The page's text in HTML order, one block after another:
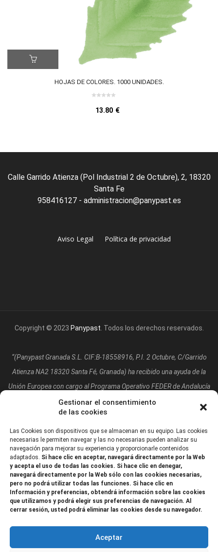
Gestionar el consentimiento
de las cookies
Las Cookies son dispositivos que se almacenan en su equipo. Las cookies
necesarias le permiten navegar y las no necesarias pueden analizar su
navegación para mejorar su experiencia y proporcionarle contenidos
adaptados. Si hace clic en aceptar, navegará directamente por la Web
y acepta el uso de todas las cookies. Si hace clic en denegar,
navegará directamente por la Web sólo con las cookies necesarias,
pero no podrá utilizar todas las funciones. Si hace clic en
Información y preferencias, obtendrá información sobre las cookies
que utilizamos y podrá elegir sus preferencias de navegación. Al
cerrar sesión, usted podrá eliminar las cookies desde su navegador.
Aceptar
HOJAS DE COLORES. 1000 UNIDADES.
out13.80 €
producto
pueden
la
de
0 review(s)
Calle Garrido Atienza (Pol Industrial 2 de Octubre), 2, 18320
Santa Fe
958416127 - administracion@panypast.es
Aviso Legal Política de privacidad
Copyright © 2023 Panypast . Todos los derechos reservados.
“(Panypast Granada S.L. CIF:B-18558916, P.I. 2 Octubre, C/Garrido
Atienza NA2 18320 Santa Fé, Granada) ha recibido una ayuda de la
Unión Europea con cargo al Programa Operativo FEDER de Andalucía
2014-2020, financiada como parte de la respuesta de la Unión a la
pandemia de COVID-19 (REACT-UE), para compensar el sobrecoste
energético de gas natural y/o electricidad a pymes y autónomos
especialmente afectados por el incremento de los precios del gas
natural y la electricidad provocados por el impacto de la guerra de
agresión de Rusia contra Ucrania.”